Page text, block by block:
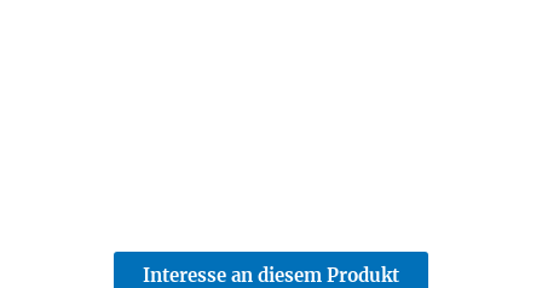
Interesse an diesem Produkt